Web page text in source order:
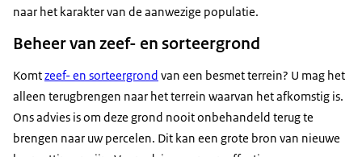
naar het karakter van de aanwezige populatie.
Beheer van zeef- en sorteergrond
Komtzeef- en sorteergrond van een besmet terrein? U mag het
alleen terugbrengen naar het terrein waarvan het afkomstig is.
Ons advies is om deze grond nooit onbehandeld terug te
brengen naar uw percelen. Dit kan een grote bron van nieuwe